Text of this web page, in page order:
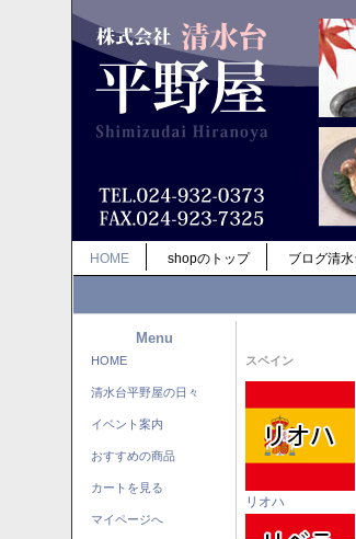
HOME shopのトップ ブログ清
Menu
HOME
清水台平野屋の日々
イベント案内
おすすめの商品
カートを見る
マイページへ
スペイン
リオハ